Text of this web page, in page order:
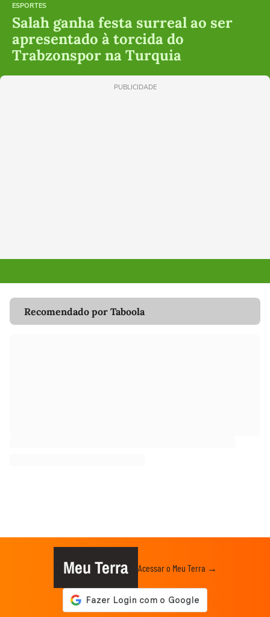
ESPORTES
Salah ganha festa surreal ao ser
apresentado à torcida do
Trabzonspor na Turquia
PUBLICIDADE
Recomendado por Taboola
Meu Terra Acessar o Meu Terra →